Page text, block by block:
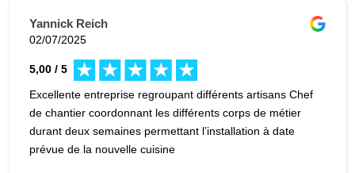
Yannick Reich
02/07/2025
5,00 / 5
Excellente entreprise regroupant différents artisans Chef
de chantier coordonnant les différents corps de métier
durant deux semaines permettant l’installation à date
prévue de la nouvelle cuisine